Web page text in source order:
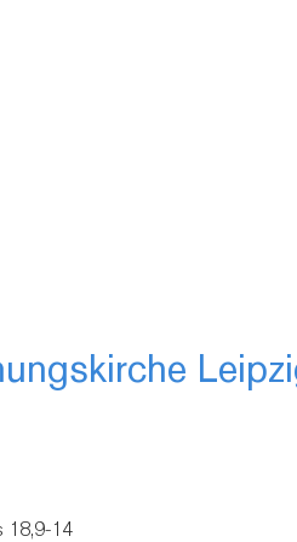
18,9-14